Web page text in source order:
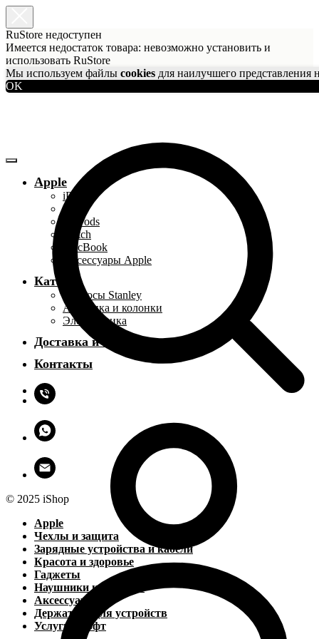
RuStore недоступен
Имеется недостаток товара: невозможно установить и
использовать RuStore
Мы используем файлы cookies для наилучшего представления
OK
Apple
iPhone
iPad
AirPods
Watch
MacBook
Аксессуары Apple
Каталог
Термосы Stanley
Акустика и колонки
Электроника
Доставка и оплата
Контакты
© 2025 iShop
Apple
Чехлы и защита
Зарядные устройства и кабели
Красота и здоровье
Гаджеты
Наушники и колонки
Аксессуары
Держатели для устройств
Услуги и софт